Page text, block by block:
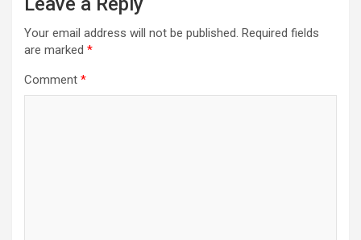
Your email address will not be published. Required fields
are marked *
Comment *